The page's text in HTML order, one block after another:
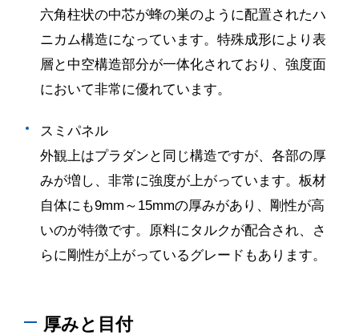
六角柱状の中芯が蜂の巣のように配置されたハ
ニカム構造になっています。特殊成形により表
層と中空構造部分が一体化されており、強度面
において非常に優れています。
スミパネル
外観上はプラダンと同じ構造ですが、各部の厚
みが増し、非常に強度が上がっています。板材
自体にも9mm ～ 15mmの厚みがあり、剛性が高
いのが特徴です。原料にタルクが配合され、さ
らに剛性が上がっているグレードもあります。
厚みと目付